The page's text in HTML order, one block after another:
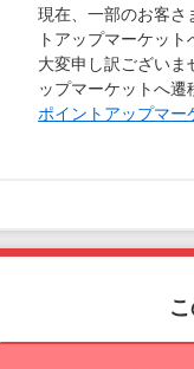
現在、一部のお客さ
トアップマーケッ
大変申し訳ございま
ップマーケットへ遷
ポイントアップマー